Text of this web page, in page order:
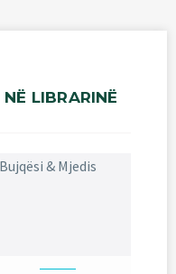
NË LIBRARINË